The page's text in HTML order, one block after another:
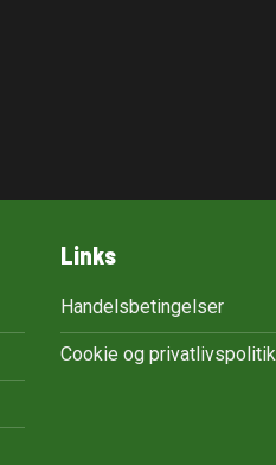
Links
Handelsbetingelser
Cookie og privatlivspolitik